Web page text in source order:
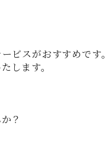
ビスがおすすめです。
します。
？